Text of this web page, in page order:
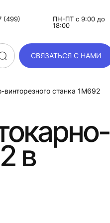
(499)
ПН-ПТ с 9:00 до
18:00
СВЯЗАТЬСЯ С НАМИ
винторезного станка 1М692
в